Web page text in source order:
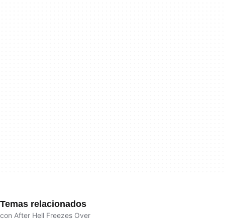
Temas relacionados
con After Hell Freezes Over